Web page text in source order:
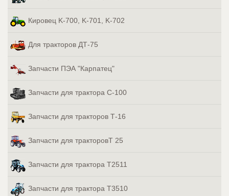
Кировец K-700, K-701, K-702
Для тракторов ДТ-75
Запчасти ПЭА "Карпатец"
Запчасти для трактора С-100
Запчасти для тракторов Т-16
Запчасти для тракторовТ 25
Запчасти для трактора Т2511
Запчасти для трактора Т3510